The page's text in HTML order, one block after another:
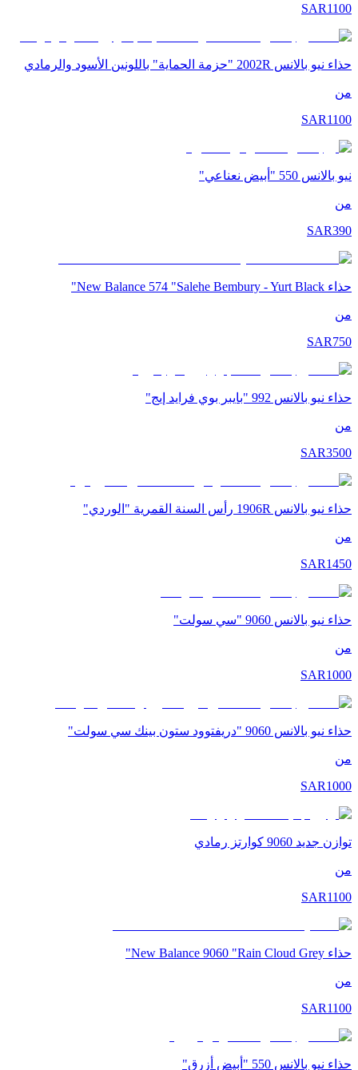
SAR1100
حذاء نيو بالانس 2002R "حزمة الحماية" باللونين الأسود والرمادي
من
SAR1100
نيو بالانس 550 "أبيض نعناعي"
من
SAR390
حذاء New Balance 574 "Salehe Bembury - Yurt Black"
من
SAR750
حذاء نيو بالانس 992 "بايبر بوي فرايد إيج"
من
SAR3500
حذاء نيو بالانس 1906R رأس السنة القمرية "الوردي"
من
SAR1450
حذاء نيو بالانس 9060 "سي سولت"
من
SAR1000
حذاء نيو بالانس 9060 "دريفتوود ستون بينك سي سولت"
من
SAR1000
توازن جديد 9060 كوارتز رمادي
من
SAR1100
حذاء New Balance 9060 "Rain Cloud Grey"
من
SAR1100
حذاء نيو بالانس 550 "أبيض أزرق"